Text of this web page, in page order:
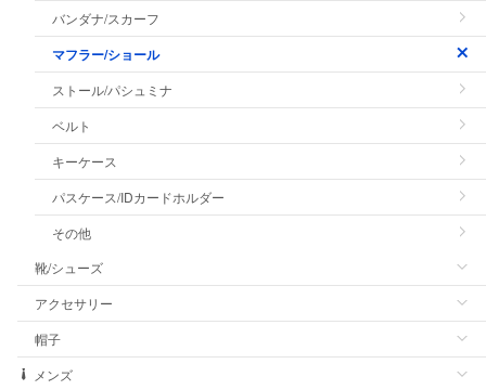
バンダナ/スカーフ
マフラー/ショール
ストール/パシュミナ
ベルト
キーケース
パスケース/IDカードホルダー
その他
靴/シューズ
アクセサリー
帽子
メンズ